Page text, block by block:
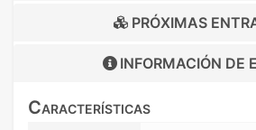
PRÓXIMAS
INFORMACIÓN DE
Características